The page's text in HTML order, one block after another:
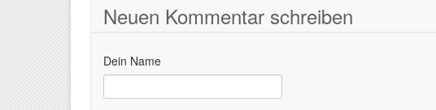
Neuen Kommentar schreiben
Dein Name